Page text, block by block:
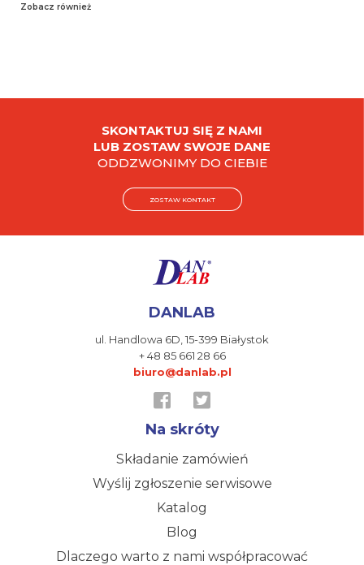
Zobacz również
SKONTAKTUJ SIĘ Z NAMI
LUB ZOSTAW SWOJE DANE
ODDZWONIMY DO CIEBIE
ZOSTAW KONTAKT
DANLAB
ul. Handlowa 6D, 15-399 Białystok
+ 48 85 661 28 66
biuro@danlab.pl
Na skróty
Składanie zamówień
Wyślij zgłoszenie serwisowe
Katalog
Blog
Dlaczego warto z nami współpracować